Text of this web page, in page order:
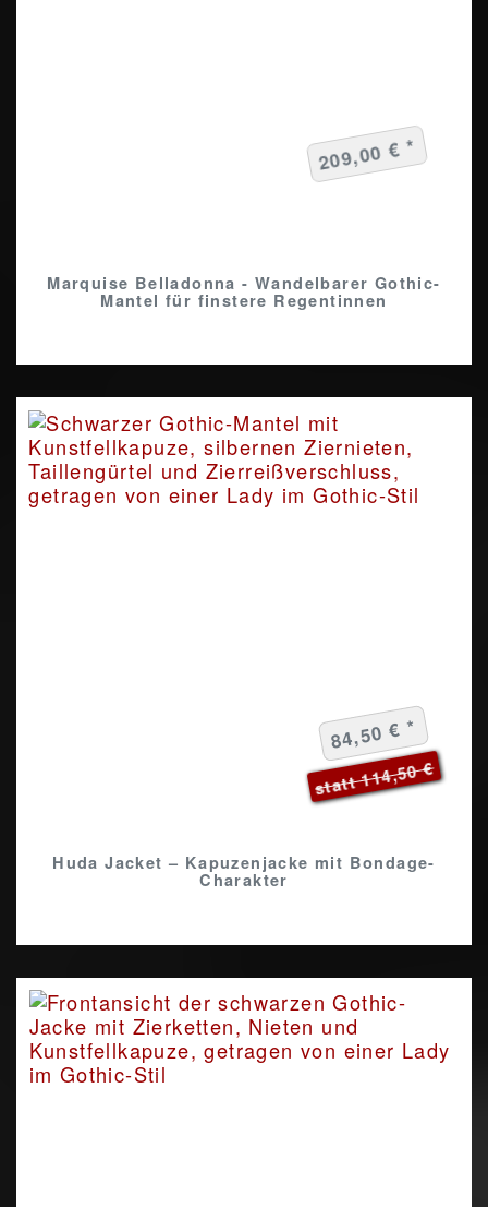
Marquise Belladonna - Wandelbarer Gothic-
Mantel für finstere Regentinnen
209,00 € *
Huda Jacket – Kapuzenjacke mit Bondage-
Charakter
statt 114,50 €
84,50 € *